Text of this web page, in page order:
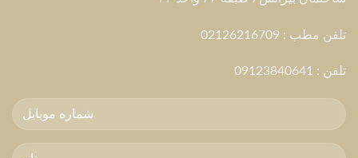
تلفن مطب : 02126216709
تلفن : 09123840641